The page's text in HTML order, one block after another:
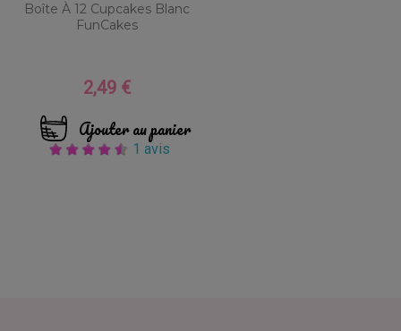
Boîte À 12 Cupcakes Blanc
FunCakes
Prix
2,49 €
Ajouter au panier
1 avis